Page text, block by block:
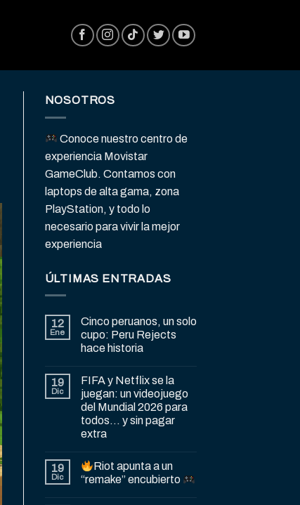
NOSOTROS
Conoce nuestro centro de
experiencia Movistar
GameClub. Contamos con
laptops de alta gama, zona
PlayStation, y todo lo
necesario para vivir la mejor
experiencia
ÚLTIMAS ENTRADAS
12
Ene
Cinco peruanos, un solo
cupo: Peru Rejects
hace historia
19
Dic
FIFA y Netflix se la
juegan: un videojuego
del Mundial 2026 para
todos… y sin pagar
extra
19
Dic
Riot apunta a un
“remake” encubierto